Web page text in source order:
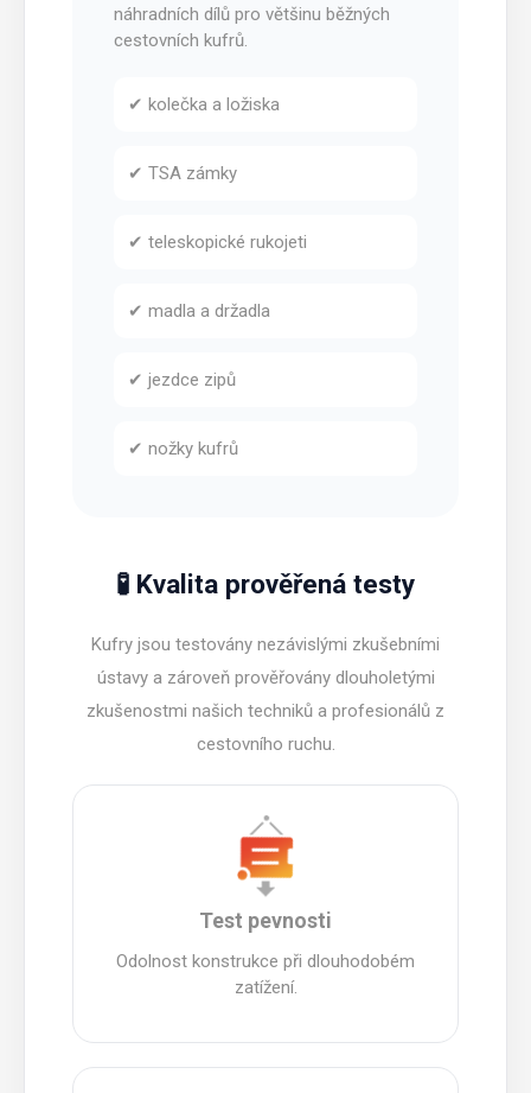
náhradních dílů pro většinu běžných
cestovních kufrů.
✔ kolečka a ložiska
✔ TSA zámky
✔ teleskopické rukojeti
✔ madla a držadla
✔ jezdce zipů
✔ nožky kufrů
🧪 Kvalita prověřená testy
Kufry jsou testovány nezávislými zkušebními
ústavy a zároveň prověřovány dlouholetými
zkušenostmi našich techniků a profesionálů z
cestovního ruchu.
Test pevnosti
Odolnost konstrukce při dlouhodobém
zatížení.